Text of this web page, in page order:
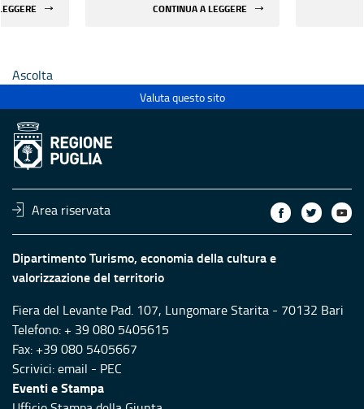
CONTINUA A LEGGERE
Ascolta
Valuta questo sito
Area riservata
Dipartimento Turismo, economia della cultura e
valorizzazione del territorio
Fiera del Levante Pad. 107, Lungomare Starita - 70132 Bari
Telefono: + 39 080 5405615
Fax: +39 080 5405667
Scrivici:email - PEC
Eventi e Stampa